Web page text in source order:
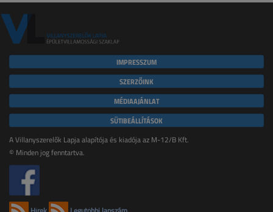
IMPRESSZUM
SZERZŐINK
MÉDIAAJÁNLAT
SÜTIBEÁLLÍTÁSOK
A Villanyszerelők Lapja alapítója és kiadója az M-12/B Kft.
© Minden jog fenntartva.